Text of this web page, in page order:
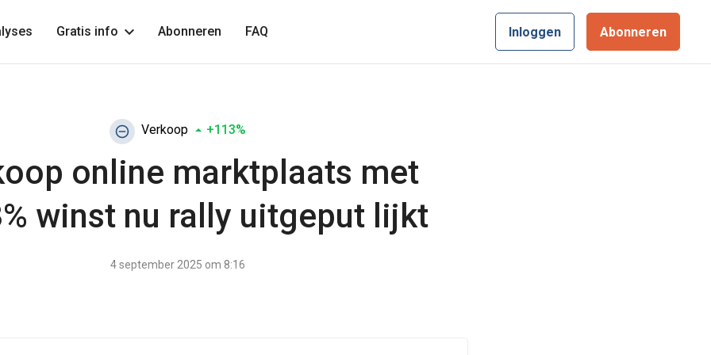
Gratis info Abonneren FAQ Inloggen Abonneren
Verkoop +113%
online marktplaats met
winst nu rally uitgeput lijkt
4 september 2025 om 8:16